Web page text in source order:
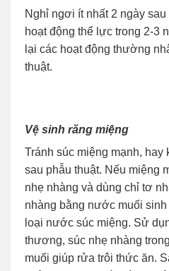
Nghỉ ngơi ít nhất 2 ngày
hoạt động thể lực trong 2-3
lại các hoạt động thường
thuật.
Vệ sinh răng miệng
Tránh súc miệng mạnh, hay
sau phẫu thuật. Nếu miệng
nhẹ nhàng và dùng chỉ tơ
nhàng bằng nước muối
loại nước súc miệng. Sử
thương, súc nhẹ nhàng
muối giúp rửa trôi thức ăn.